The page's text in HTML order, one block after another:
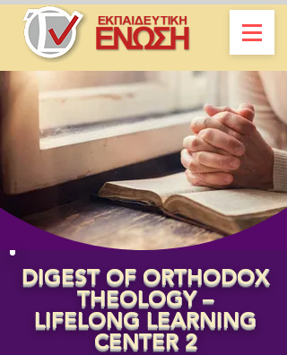
DIGEST OF ORTHODOX
THEOLOGY –
LIFELONG LEARNING
CENTER 2